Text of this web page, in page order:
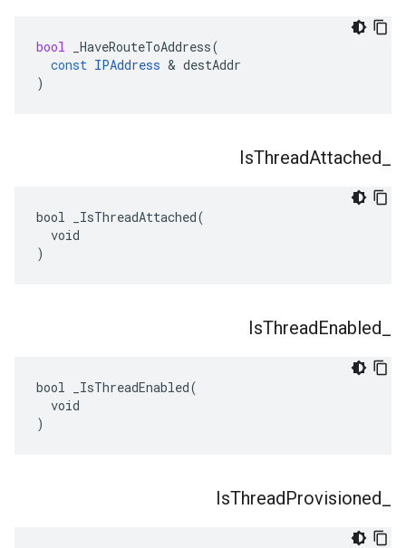
bool _HaveRouteToAddress(
const IPAddress & destAddr
)
IsThreadAttached
bool _IsThreadAttached(
  void
)
IsThreadEnabled
bool _IsThreadEnabled(
  void
)
IsThreadProvisioned